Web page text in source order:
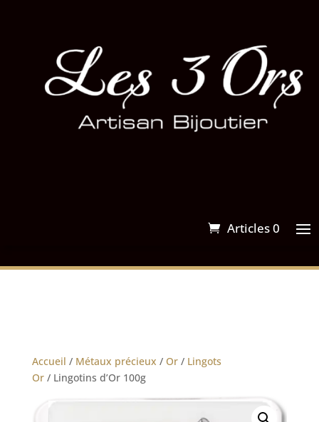
Articles 0
Accueil / Métaux précieux / Or/ Lingots
Or/ Lingotins d’Or 100g